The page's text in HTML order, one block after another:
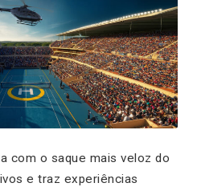
com o saque mais veloz do
e traz experiências